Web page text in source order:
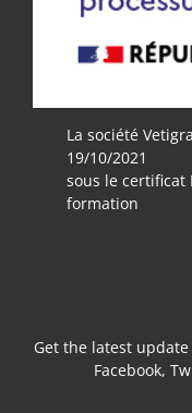
La société
19/10/2021
sous le certificat
formation
Get the latest
Facebook,